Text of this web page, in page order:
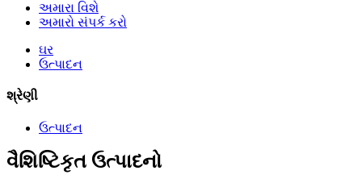
અમારા વિશે
અમારો સંપર્ક કરો
ઘર
ઉત્પાદન
શ્રેણી
ઉત્પાદન
વૈશિષ્ટિકૃત ઉત્પાદનો